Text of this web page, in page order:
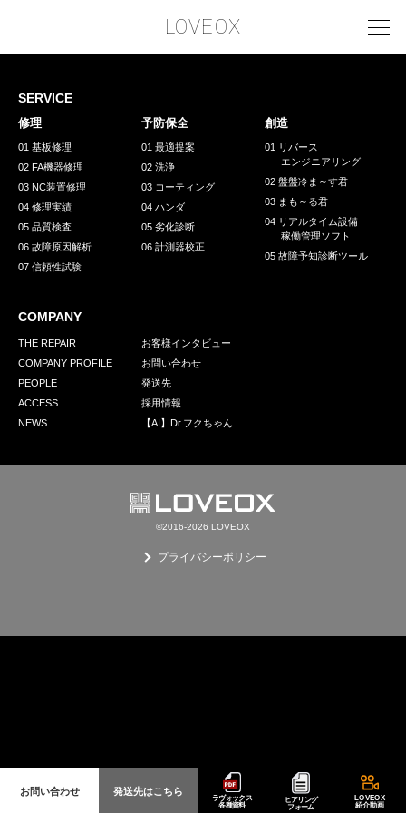
LOVEOX
PHILOSOPHY
COMPANY PROFILE
会社情報
SERVICE
サービス内容
INTERVIEW
お客様インタビュー
RECRUIT
/ 発送先
お問い合わせ 発送先はこちら
ラヴォックス
各種資料
ヒアリング
フォーム
LOVEOX
紹介動画
SERVICE
修理
01 基板修理
02 FA機器修理
03 NC装置修理
04 修理実績
05 品質検査
06 故障原因解析
07 信頼性試験
予防保全
01 最適提案
02 洗浄
03 コーティング
04 ハンダ
05 劣化診断
06 計測器校正
創造
01 リバース
エンジニアリング
02 盤盤冷ま～す君
03 まも～る君
04 リアルタイム設備
稼働管理ソフト
05 故障予知診断ツール
COMPANY
THE REPAIR
COMPANY PROFILE
PEOPLE
ACCESS
NEWS
お客様インタビュー
お問い合わせ
発送先
採用情報
【AI】Dr.フクちゃん
©2016-2026 LOVEOX
プライバシーポリシー